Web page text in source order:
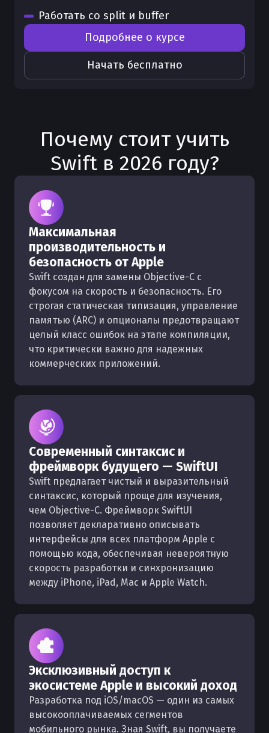
Работать со split и buffer
Начать бесплатно
Подробнее о курсе
Почему стоит учить
Swiftв 2026 году?
Максимальная
производительность и
безопасность от Apple
Swift создан для замены Objective-C с
фокусом на скорость и безопасность. Его
строгая статическая типизация, управление
памятью (ARC) и опционалы предотвращают
целый класс ошибок на этапе компиляции,
что критически важно для надежных
коммерческих приложений.
Современный синтаксис и
фреймворк будущего — SwiftUI
Swift предлагает чистый и выразительный
синтаксис, который проще для изучения,
чем Objective-C. Фреймворк SwiftUI
позволяет декларативно описывать
интерфейсы для всех платформ Apple с
помощью кода, обеспечивая невероятную
скорость разработки и синхронизацию
между iPhone, iPad, Mac и Apple Watch.
Эксклюзивный доступ к
экосистеме Apple и высокий доход
Разработка под iOS/macOS — один из самых
высокооплачиваемых сегментов
мобильного рынка. Зная Swift, вы получаете